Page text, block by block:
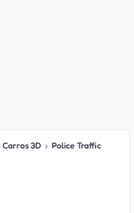
Carros 3D › Police Traffic